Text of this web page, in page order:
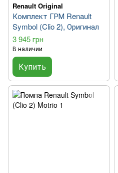
Renault Original
Комплект ГРМ Renault
Symbol (Clio 2), Оригинал
3 945 грн
В наличии
Купить